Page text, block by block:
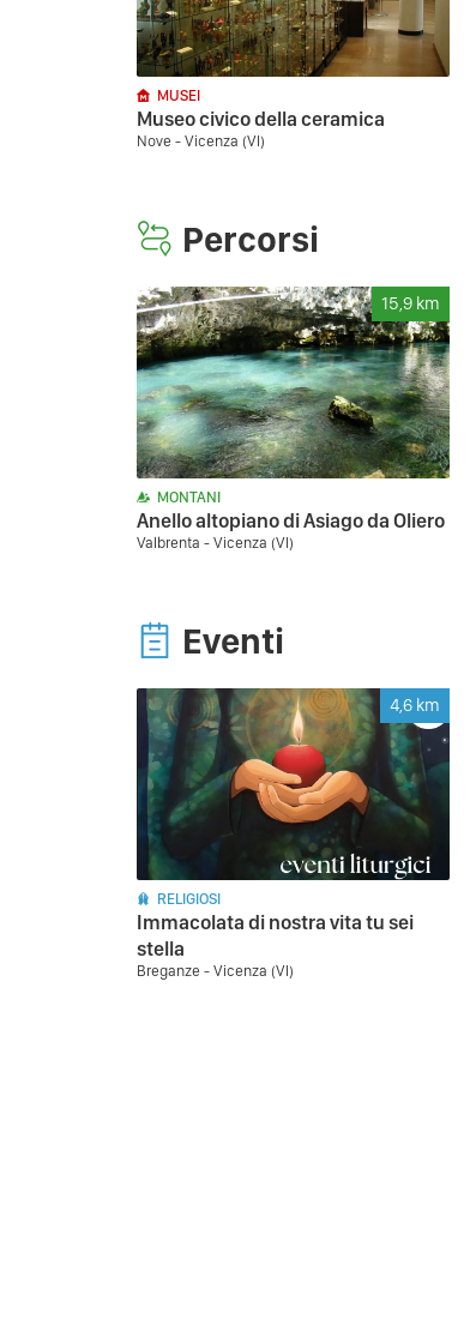
MUSEI
Museo civico della ceramica
Nove - Vicenza (VI)
Percorsi
15,9 km
MONTANI
Anello altopiano di Asiago da Oliero
Valbrenta - Vicenza (VI)
Eventi
4,6 km
RELIGIOSI
Immacolata di nostra vita tu sei
stella
Breganze - Vicenza (VI)